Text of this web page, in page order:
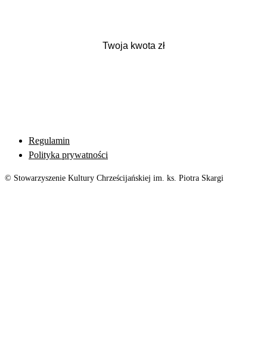
Regulamin
Polityka prywatności
© Stowarzyszenie Kultury Chrześcijańskiej im. ks. Piotra Skargi